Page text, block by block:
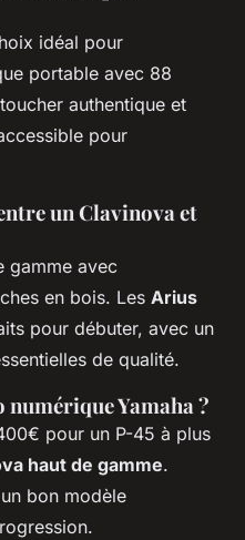
idéal pour
portable avec 88
authentique et
pour
un Clavinova et
gamme avec
en bois. Les Arius
pour débuter, avec un
de qualité.
Yamaha ?
pour un P-45 à plus
haut de gamme.
bon modèle